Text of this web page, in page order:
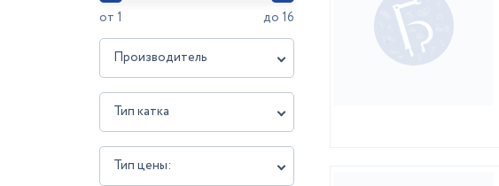
от 1 до 16
Производитель
Тип катка
Тип цены: